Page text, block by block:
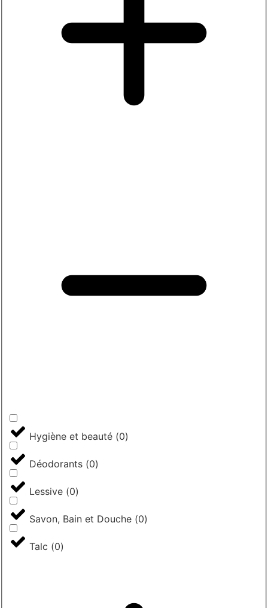
Hygiène et beauté (0)
Déodorants (0)
Lessive (0)
Savon, Bain et Douche (0)
Talc (0)